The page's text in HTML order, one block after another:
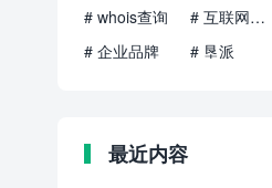
# whois查询
# 互联网品牌
# 企业品牌
# 垦派
最近内容